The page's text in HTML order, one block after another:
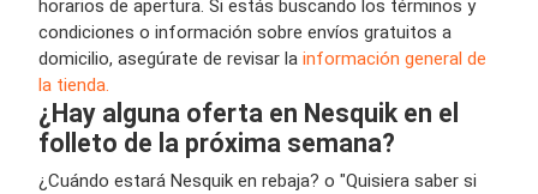
horarios de apertura. Si estás buscando los términos y
condiciones o información sobre envíos gratuitos a
domicilio, asegúrate de revisar la información general de
la tienda.
¿Hay alguna oferta en Nesquik en el
folleto de la próxima semana?
¿Cuándo estará Nesquik en rebaja? o "Quisiera saber si